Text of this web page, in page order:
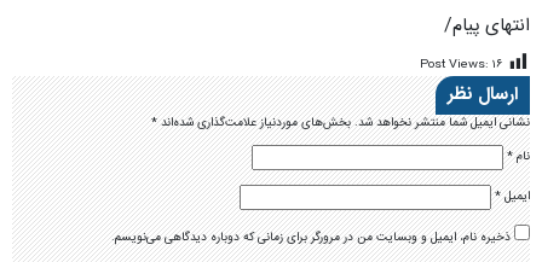
انتهای پیام/
Post Views: ۱۶
ارسال نظر
نشانی ایمیل شما منتشر نخواهد شد.بخش‌های موردنیاز علامت‌گذاری شده‌اند*
نام*
ایمیل*
ذخیره نام، ایمیل و وبسایت من در مرورگر برای زمانی که دوباره دیدگاهی می‌نویسم.